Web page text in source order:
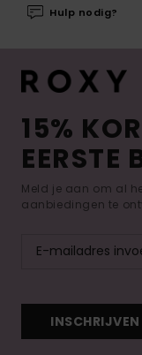
Hulp nodig?
15%
EERSTE
Meld je aan om al
aanbiedingen te
INSCHRIJVEN